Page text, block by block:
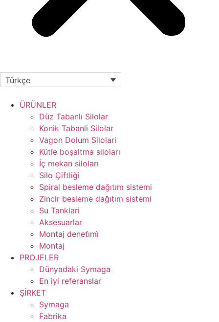
Türkçe
ÜRÜNLER
Düz Tabanlı Silolar
Konik Tabanli Silolar
Vagon Dolum Silolari
Kütle boşaltma siloları
İç mekan siloları
Silo Çiftliği
Spiral besleme dağıtım sistemi
Zincir besleme dağıtım sistemi
Su Tanklari
Aksesuarlar
Montaj deneti̇mi̇
Montaj
PROJELER
Dünyadaki Symaga
En iyi referanslar
ŞİRKET
Symaga
Fabrika